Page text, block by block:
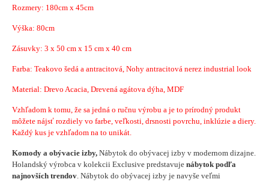
Rozmery: 180cm x 45cm
Výška: 80cm
Zásuvky: 3 x 50 cm x 15 cm x 40 cm
Farba: Teakovo šedá a antracitová, Nohy antracitová nerez industrial look
Material: Drevo Acacia, Drevená agátova dýha, MDF
Vzhľadom k tomu, že sa jedná o ručnu výrobu a je to prírodný produkt
môžete nájsť rozdiely vo farbe, veľkosti, drsnosti povrchu, inklúzie a diery.
Každý kus je vzhľadom na to unikát.
Komody a obývacie izby, Nábytok do obývacej izby v modernom dizajne.
Holandský výrobca v kolekcii Exclusive predstavuje nábytok podľa
najnovších trendov. Nábytok do obývacej izby je navyše veľmi